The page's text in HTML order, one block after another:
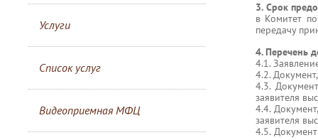
Услуги
Список услуг
Видеоприемная МФЦ
3. Срок
в Комитет
передачу
4. Перечень
4.1.
4.2.
4.3.
заявителя
4.4.
заявителя
4.5.